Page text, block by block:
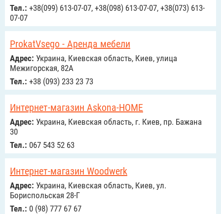
Тел.: +38(099) 613-07-07, +38(098) 613-07-07, +38(073) 613-
07-07
ProkatVsego - Аренда мебели
Адрес: Украина, Киевская область, Киев, улица
Межигорская, 82А
Тел.: +38 (093) 233 23 73
Интернет-магазин Askona-HOME
Адрес: Украина, Киевская область, г. Киев, пр. Бажана
30
Тел.: 067 543 52 63
Интернет-магазин Woodwerk
Адрес: Украина, Киевская область, Киев, ул.
Бориспольская 28-Г
Тел.: 0 (98) 777 67 67